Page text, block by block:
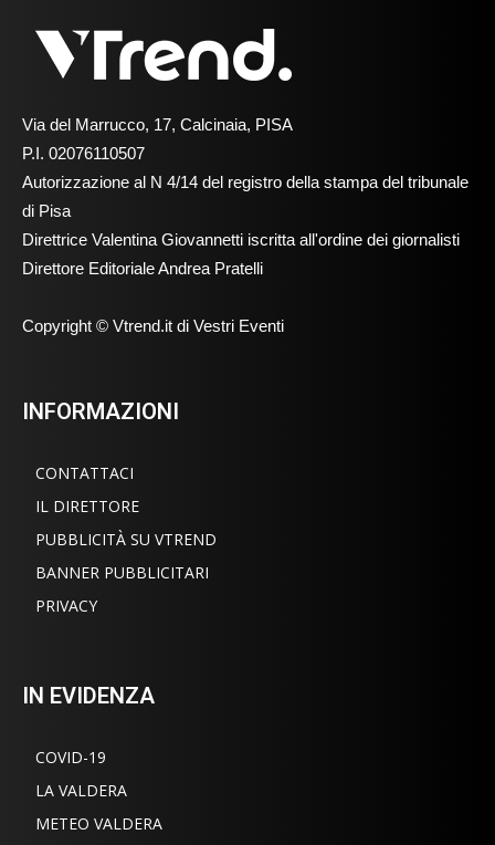
Via del Marrucco, 17, Calcinaia, PISA
P.I. 02076110507
Autorizzazione al N 4/14 del registro della stampa del tribunale
di Pisa
Direttrice Valentina Giovannetti iscritta all'ordine dei giornalisti
Direttore Editoriale Andrea Pratelli
Copyright © Vtrend.it di Vestri Eventi
INFORMAZIONI
CONTATTACI
IL DIRETTORE
PUBBLICITÀ SU VTREND
BANNER PUBBLICITARI
PRIVACY
IN EVIDENZA
COVID-19
LA VALDERA
METEO VALDERA